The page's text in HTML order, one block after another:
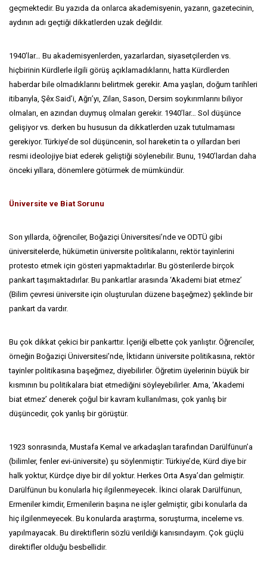
geçmektedir. Bu yazıda da onlarca akademisyenin, yazarın, gazetecinin,
aydının adı geçtiği dikkatlerden uzak değildir.
1940’lar… Bu akademisyenlerden, yazarlardan, siyasetçilerden vs.
hiçbirinin Kürdlerle ilgili görüş açıklamadıklarını, hatta Kürdlerden
haberdar bile olmadıklarını belirtmek gerekir. Ama yaşları, doğum tarihleri
itibarıyla, Şêx Said’i, Ağrı’yı, Zilan, Sason, Dersim soykırımlarını biliyor
olmaları, en azından duymuş olmaları gerekir. 1940’lar… Sol düşünce
gelişiyor vs. derken bu hususun da dikkatlerden uzak tutulmaması
gerekiyor. Türkiye’de sol düşüncenin, sol hareketin ta o yıllardan beri
resmi ideolojiye biat ederek geliştiği söylenebilir. Bunu, 1940’lardan daha
önceki yıllara, dönemlere götürmek de mümkündür.
Üniversite ve Biat Sorunu
Son yıllarda, öğrenciler, Boğaziçi Üniversitesi’nde ve ODTÜ gibi
üniversitelerde, hükümetin üniversite politikalarını, rektör tayinlerini
protesto etmek için gösteri yapmaktadırlar. Bu gösterilerde birçok
pankart taşımaktadırlar. Bu pankartlar arasında ‘Akademi biat etmez’
(Bilim çevresi üniversite için oluşturulan düzene başeğmez) şeklinde bir
pankart da vardır.
Bu çok dikkat çekici bir pankarttır. İçeriği elbette çok yanlıştır. Öğrenciler,
örneğin Boğaziçi Üniversitesi’nde, İktidarın üniversite politikasına, rektör
tayinler politikasına başeğmez, diyebilirler. Öğretim üyelerinin büyük bir
kısmının bu politikalara biat etmediğini söyleyebilirler. Ama, ‘Akademi
biat etmez’ denerek çoğul bir kavram kullanılması, çok yanlış bir
düşüncedir, çok yanlış bir görüştür.
1923 sonrasında, Mustafa Kemal ve arkadaşları tarafından Darülfünun’a
(bilimler, fenler evi-üniversite) şu söylenmiştir: Türkiye’de, Kürd diye bir
halk yoktur, Kürdçe diye bir dil yoktur. Herkes Orta Asya’dan gelmiştir.
Darülfünun bu konularla hiç ilgilenmeyecek. İkinci olarak Darülfünun,
Ermeniler kimdir, Ermenilerin başına ne işler gelmiştir, gibi konularla da
hiç ilgilenmeyecek. Bu konularda araştırma, soruşturma, inceleme vs.
yapılmayacak. Bu direktiflerin sözlü verildiği kanısındayım. Çok güçlü
direktifler olduğu besbellidir.